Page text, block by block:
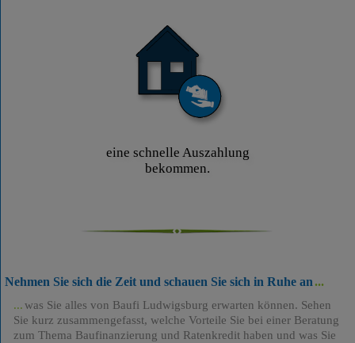
eine schnelle Auszahlung
bekommen.
Nehmen Sie sich die Zeit und schauen Sie sich in Ruhe an
was Sie alles von Baufi Ludwigsburg erwarten können. Sehen
Sie kurz zusammengefasst, welche Vorteile Sie bei einer Beratung
zum Thema Baufinanzierung und Ratenkredit haben und was Sie